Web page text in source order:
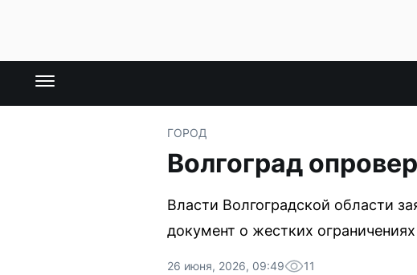
ГОРОД
Волгоград
Власти Волгоградской области
документ о жестких
26 июня, 2026, 09:49 11